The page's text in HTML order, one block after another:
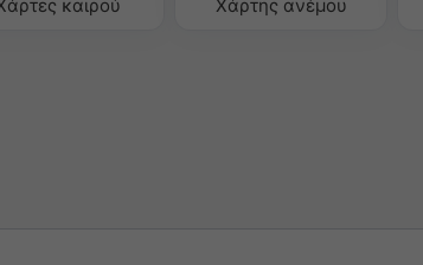
καιρού Χάρτης ανέμου